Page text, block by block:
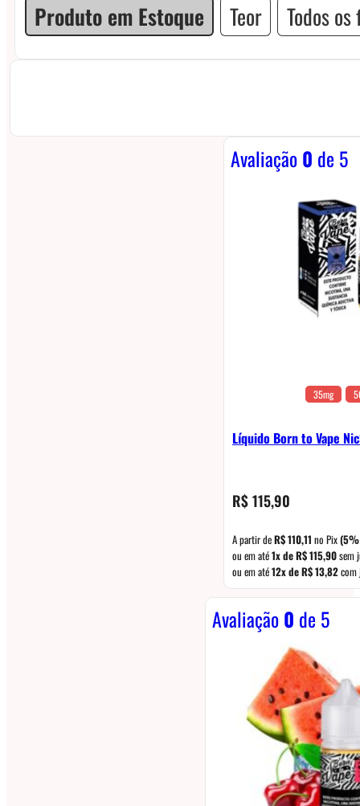
Produto em Estoque Teor Todos
Avaliação0 de 5
35mg
Líquido Born to Vape
R$115,90
A partir deR$110,11 no Pix(5%
ou em até1x deR$115,90sem
ou em até12x deR$13,82com
Avaliação0 de 5